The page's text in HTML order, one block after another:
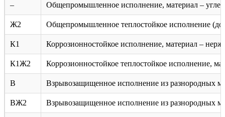
– Общепромышленное исполнение, материал –
Ж2 Общепромышленное теплостойкое исполнение
К1 Коррозионностойкое исполнение, материал –
К1Ж2 Коррозионностойкое теплостойкое исполнение,
В Взрывозащищенное исполнение из разнородных
ВЖ2 Взрывозащищенное исполнение из разнородных